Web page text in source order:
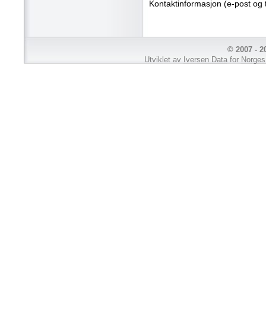
Kontaktinformasjon (e-post
© 2007 -
Utviklet av Iversen Datafor